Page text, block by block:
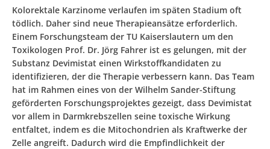
Kolorektale Karzinome verlaufen im späten Stadium oft
tödlich. Daher sind neue Therapieansätze erforderlich.
Einem Forschungsteam der TU Kaiserslautern um den
Toxikologen Prof. Dr. Jörg Fahrer ist es gelungen, mit der
Substanz Devimistat einen Wirkstoffkandidaten zu
identifizieren, der die Therapie verbessern kann. Das Team
hat im Rahmen eines von der Wilhelm Sander-Stiftung
geförderten Forschungsprojektes gezeigt, dass Devimistat
vor allem in Darmkrebszellen seine toxische Wirkung
entfaltet, indem es die Mitochondrien als Kraftwerke der
Zelle angreift. Dadurch wird die Empfindlichkeit der